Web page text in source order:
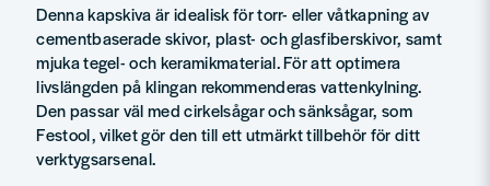
Denna kapskiva är idealisk för torr- eller våtkapning av
cementbaserade skivor, plast- och glasfiberskivor, samt
mjuka tegel- och keramikmaterial. För att optimera
livslängden på klingan rekommenderas vattenkylning.
Den passar väl med cirkelsågar och sänksågar, som
Festool, vilket gör den till ett utmärkt tillbehör för ditt
verktygsarsenal.